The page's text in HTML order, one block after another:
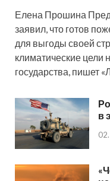
Елена Прошина
заявил, что готов
для выгоды своей
климатические
государства, пишет
в